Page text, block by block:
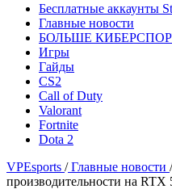
Бесплатные аккаунты
Главные новости
БОЛЬШЕ
Игры
Гайды
CS2
Call of Duty
Valorant
Fortnite
Dota 2
VPEsports / Главные новости /
производительности на